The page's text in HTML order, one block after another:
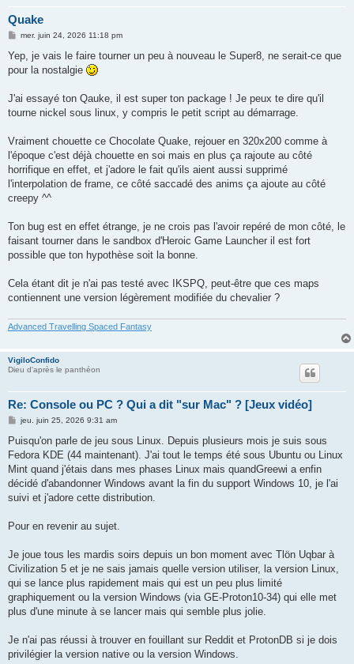
Quake
M
s
s
a
mer. juin 24, 2026 11:18 pm
Yep, je vais le faire tourner un peu à nouveau le Super8, ne serait-ce que
pour la nostalgie
J'ai essayé ton Qauke, il est super ton package ! Je peux te dire qu'il
tourne nickel sous linux, y compris le petit script au démarrage.
Vraiment chouette ce Chocolate Quake, rejouer en 320x200 comme à
l'époque c'est déjà chouette en soi mais en plus ça rajoute au côté
horrifique en effet, et j'adore le fait qu'ils aient aussi supprimé
l'interpolation de frame, ce côté saccadé des anims ça ajoute au côté
creepy ^^
Ton bug est en effet étrange, je ne crois pas l'avoir repéré de mon côté, le
faisant tourner dans le sandbox d'Heroic Game Launcher il est fort
possible que ton hypothèse soit la bonne.
Cela étant dit je n'ai pas testé avec IKSPQ, peut-être que ces maps
contiennent une version légèrement modifiée du chevalier ?
Advanced Travelling Spaced Fantasy
VigiloConfido
Dieu d'après le panthéon
Re: Console ou PC ? Qui a dit "sur Mac" ? [Jeux vidéo]
M
s
a
g
jeu. juin 25, 2026 9:31 am
Puisqu'on parle de jeu sous Linux. Depuis plusieurs mois je suis sous
Fedora KDE (44 maintenant). J'ai tout le temps été sous Ubuntu ou Linux
Mint quand j'étais dans mes phases Linux mais quandGreewi a enfin
décidé d'abandonner Windows avant la fin du support Windows 10, je l'ai
suivi et j'adore cette distribution.
Pour en revenir au sujet.
Je joue tous les mardis soirs depuis un bon moment avec Tlön Uqbar à
Civilization 5 et je ne sais jamais quelle version utiliser, la version Linux,
qui se lance plus rapidement mais qui est un peu plus limité
graphiquement ou la version Windows (via GE-Proton10-34) qui elle met
plus d'une minute à se lancer mais qui semble plus jolie.
Je n'ai pas réussi à trouver en fouillant sur Reddit et ProtonDB si je dois
privilégier la version native ou la version Windows.